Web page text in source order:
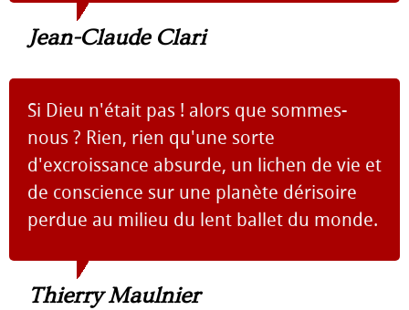
Jean-Claude Clari
Si Dieu n'était pas ! alors que sommes-
nous ? Rien, rien qu'une sorte
d'excroissance absurde, un lichen de vie et
de conscience sur une planète dérisoire
perdue au milieu du lent ballet du monde.
Thierry Maulnier